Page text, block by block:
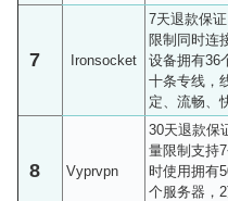
7 Ironsocket
7天退款保
限制同时连
设备拥有36
十条专线，
定、流畅、
8 Vyprvpn
30天退款保
量限制支持
时使用拥有
个服务器，